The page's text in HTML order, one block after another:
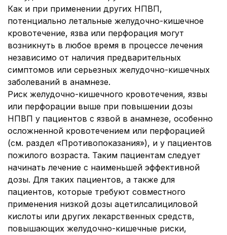
Как и при применении других НПВП,
потенциально летальные желудочно-кишечное
кровотечение, язва или перфорация могут
возникнуть в любое время в процессе лечения
независимо от наличия предварительных
симптомов или серьезных желудочно-кишечных
заболеваний в анамнезе.
Риск желудочно-кишечного кровотечения, язвы
или перфорации выше при повышении дозы
НПВП у пациентов с язвой в анамнезе, особенно
осложненной кровотечением или перфорацией
(см. раздел «Противопоказания»), и у пациентов
пожилого возраста. Таким пациентам следует
начинать лечение с наименьшей эффективной
дозы. Для таких пациентов, а также для
пациентов, которые требуют совместного
применения низкой дозы ацетилсалициловой
кислоты или других лекарственных средств,
повышающих желудочно-кишечные риски,